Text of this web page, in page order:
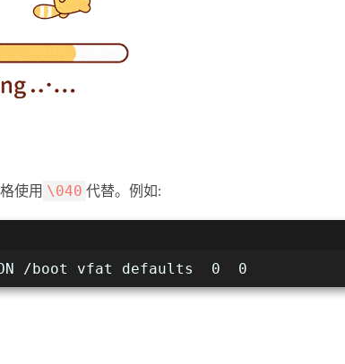
使用 \040 代替。例如:
/boot vfat defaults  0  0